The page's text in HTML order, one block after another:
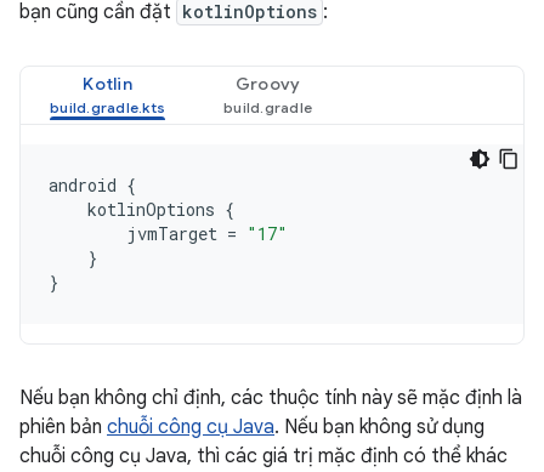
bạn cũng cần đặt kotlinOptions :
Kotlin Groovy
android {
kotlinOptions {
jvmTarget = "17"
}
}
Nếu bạn không chỉ định, các thuộc tính này sẽ mặc định là
phiên bản chuỗi công cụ Java. Nếu bạn không sử dụng
chuỗi công cụ Java, thì các giá trị mặc định có thể khác